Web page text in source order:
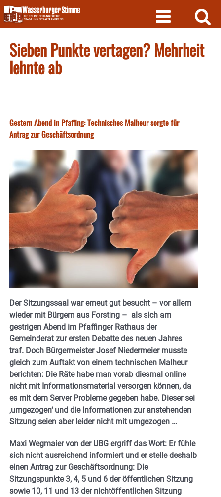
Skip
to
content
Sieben Punkte vertagen? Mehrheit
lehnte ab
Gestern Abend in Pfaffing: Technisches Malheur sorgte für
Antrag zur Geschäftsordnung
Der Sitzungssaal war erneut gut besucht – vor allem
wieder mit Bürgern aus Forsting – als sich am
gestrigen Abend im Pfaffinger Rathaus der
Gemeinderat zur ersten Debatte des neuen Jahres
traf. Doch Bürgermeister Josef Niedermeier musste
gleich zum Auftakt von einem technischen Malheur
berichten: Die Räte habe man vorab diesmal online
nicht mit Informationsmaterial versorgen können, da
es mit dem Server Probleme gegeben habe. Dieser sei
‚umgezogen‘ und die Informationen zur anstehenden
Sitzung seien aber leider nicht mit umgezogen …
Maxi Wegmaier von der UBG ergriff das Wort: Er fühle
sich nicht ausreichend informiert und er stelle deshalb
einen Antrag zur Geschäftsordnung: Die
Sitzungspunkte 3, 4, 5 und 6 der öffentlichen Sitzung
sowie 10, 11 und 13 der nichtöffentlichen Sitzung